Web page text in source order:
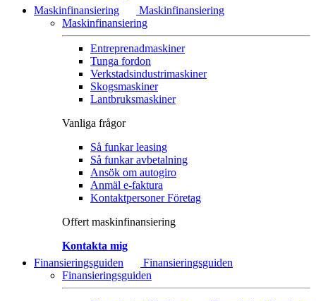
Maskinfinansiering
Maskinfinansiering
Maskinfinansiering
Entreprenadmaskiner
Tunga fordon
Verkstadsindustrimaskiner
Skogsmaskiner
Lantbruksmaskiner
Vanliga frågor
Så funkar leasing
Så funkar avbetalning
Ansök om autogiro
Anmäl e-faktura
Kontaktpersoner Företag
Offert maskinfinansiering
Kontakta mig
Finansieringsguiden
Finansieringsguiden
Finansieringsguiden